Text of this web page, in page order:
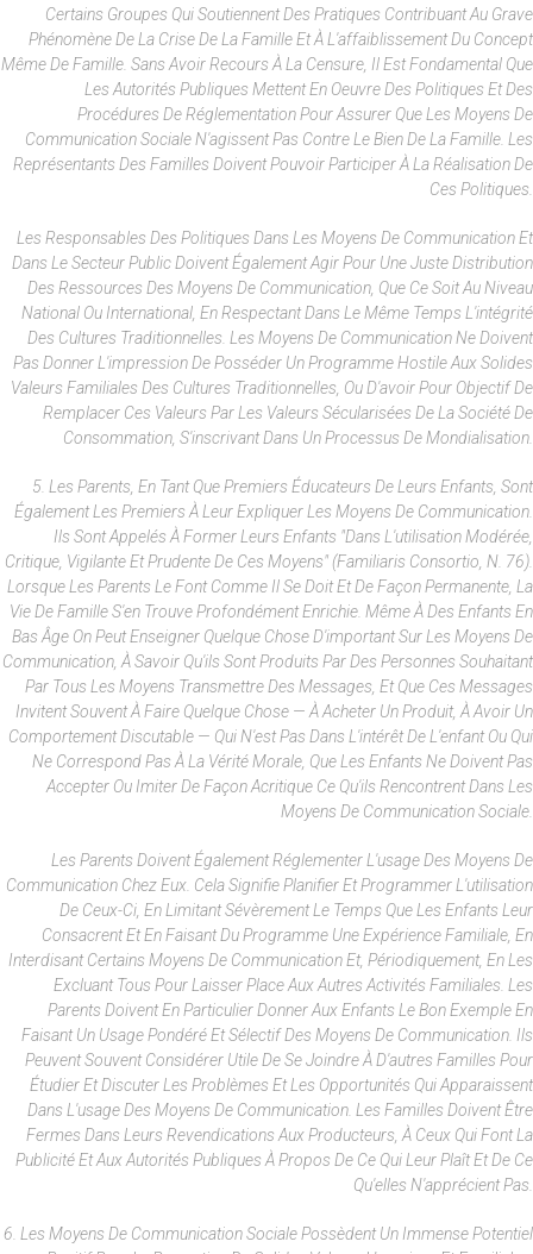
Certains Groupes Qui Soutiennent Des Pratiques Contribuant Au Grave
Phénomène De La Crise De La Famille Et À L'affaiblissement Du Concept
Même De Famille. Sans Avoir Recours À La Censure, Il Est Fondamental Que
Les Autorités Publiques Mettent En Oeuvre Des Politiques Et Des
Procédures De Réglementation Pour Assurer Que Les Moyens De
Communication Sociale N'agissent Pas Contre Le Bien De La Famille. Les
Représentants Des Familles Doivent Pouvoir Participer À La Réalisation De
Ces Politiques.
Les Responsables Des Politiques Dans Les Moyens De Communication Et
Dans Le Secteur Public Doivent Également Agir Pour Une Juste Distribution
Des Ressources Des Moyens De Communication, Que Ce Soit Au Niveau
National Ou International, En Respectant Dans Le Même Temps L'intégrité
Des Cultures Traditionnelles. Les Moyens De Communication Ne Doivent
Pas Donner L'impression De Posséder Un Programme Hostile Aux Solides
Valeurs Familiales Des Cultures Traditionnelles, Ou D'avoir Pour Objectif De
Remplacer Ces Valeurs Par Les Valeurs Sécularisées De La Société De
Consommation, S'inscrivant Dans Un Processus De Mondialisation.
5. Les Parents, En Tant Que Premiers Éducateurs De Leurs Enfants, Sont
Également Les Premiers À Leur Expliquer Les Moyens De Communication.
Ils Sont Appelés À Former Leurs Enfants "dans L'utilisation Modérée,
Critique, Vigilante Et Prudente De Ces Moyens" (Familiaris Consortio, N. 76).
Lorsque Les Parents Le Font Comme Il Se Doit Et De Façon Permanente, La
Vie De Famille S'en Trouve Profondément Enrichie. Même À Des Enfants En
Bas Âge On Peut Enseigner Quelque Chose D'important Sur Les Moyens De
Communication, À Savoir Qu'ils Sont Produits Par Des Personnes Souhaitant
Par Tous Les Moyens Transmettre Des Messages, Et Que Ces Messages
Invitent Souvent À Faire Quelque Chose — À Acheter Un Produit, À Avoir Un
Comportement Discutable — Qui N'est Pas Dans L'intérêt De L'enfant Ou Qui
Ne Correspond Pas À La Vérité Morale, Que Les Enfants Ne Doivent Pas
Accepter Ou Imiter De Façon Acritique Ce Qu'ils Rencontrent Dans Les
Moyens De Communication Sociale.
Les Parents Doivent Également Réglementer L'usage Des Moyens De
Communication Chez Eux. Cela Signifie Planifier Et Programmer L'utilisation
De Ceux-Ci, En Limitant Sévèrement Le Temps Que Les Enfants Leur
Consacrent Et En Faisant Du Programme Une Expérience Familiale, En
Interdisant Certains Moyens De Communication Et, Périodiquement, En Les
Excluant Tous Pour Laisser Place Aux Autres Activités Familiales. Les
Parents Doivent En Particulier Donner Aux Enfants Le Bon Exemple En
Faisant Un Usage Pondéré Et Sélectif Des Moyens De Communication. Ils
Peuvent Souvent Considérer Utile De Se Joindre À D'autres Familles Pour
Étudier Et Discuter Les Problèmes Et Les Opportunités Qui Apparaissent
Dans L'usage Des Moyens De Communication. Les Familles Doivent Être
Fermes Dans Leurs Revendications Aux Producteurs, À Ceux Qui Font La
Publicité Et Aux Autorités Publiques À Propos De Ce Qui Leur Plaît Et De Ce
Qu'elles N'apprécient Pas.
6. Les Moyens De Communication Sociale Possèdent Un Immense Potentiel